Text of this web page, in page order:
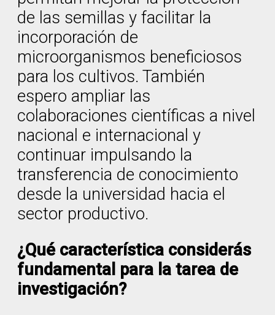
de las semillas y facilitar la
incorporación de
microorganismos beneficiosos
para los cultivos. También
espero ampliar las
colaboraciones científicas a nivel
nacional e internacional y
continuar impulsando la
transferencia de conocimiento
desde la universidad hacia el
sector productivo.
¿Qué característica considerás
fundamental para la tarea de
investigación?